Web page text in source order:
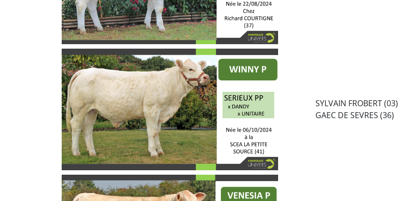
SYLVAIN FROBERT (03)
GAEC DE SEVRES (36)